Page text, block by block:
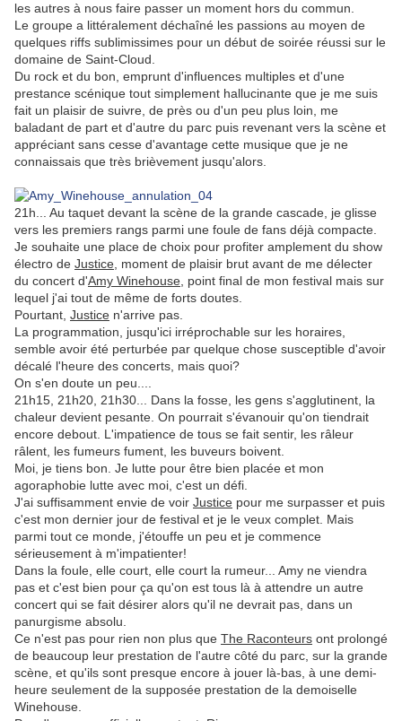
les autres à nous faire passer un moment hors du commun.
Le groupe a littéralement déchaîné les passions au moyen de
quelques riffs sublimissimes pour un début de soirée réussi sur le
domaine de Saint-Cloud.
Du rock et du bon, emprunt d'influences multiples et d'une
prestance scénique tout simplement hallucinante que je me suis
fait un plaisir de suivre, de près ou d'un peu plus loin, me
baladant de part et d'autre du parc puis revenant vers la scène et
appréciant sans cesse d'avantage cette musique que je ne
connaissais que très brièvement jusqu'alors.
21h... Au taquet devant la scène de la grande cascade, je glisse
vers les premiers rangs parmi une foule de fans déjà compacte.
Je souhaite une place de choix pour profiter amplement du show
électro de Justice , moment de plaisir brut avant de me délecter
du concert d'Amy Winehouse , point final de mon festival mais sur
lequel j'ai tout de même de forts doutes.
Pourtant, Justice n'arrive pas.
La programmation, jusqu'ici irréprochable sur les horaires,
semble avoir été perturbée par quelque chose susceptible d'avoir
décalé l'heure des concerts, mais quoi?
On s'en doute un peu....
21h15, 21h20, 21h30... Dans la fosse, les gens s'agglutinent, la
chaleur devient pesante. On pourrait s'évanouir qu'on tiendrait
encore debout. L'impatience de tous se fait sentir, les râleur
râlent, les fumeurs fument, les buveurs boivent.
Moi, je tiens bon. Je lutte pour être bien placée et mon
agoraphobie lutte avec moi, c'est un défi.
J'ai suffisamment envie de voir Justice pour me surpasser et puis
c'est mon dernier jour de festival et je le veux complet. Mais
parmi tout ce monde, j'étouffe un peu et je commence
sérieusement à m'impatienter!
Dans la foule, elle court, elle court la rumeur... Amy ne viendra
pas et c'est bien pour ça qu'on est tous là à attendre un autre
concert qui se fait désirer alors qu'il ne devrait pas, dans un
panurgisme absolu.
Ce n'est pas pour rien non plus que The Raconteurs ont prolongé
de beaucoup leur prestation de l'autre côté du parc, sur la grande
scène, et qu'ils sont presque encore à jouer là-bas, à une demi-
heure seulement de la supposée prestation de la demoiselle
Winehouse.